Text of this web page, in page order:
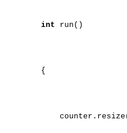
int run()
{